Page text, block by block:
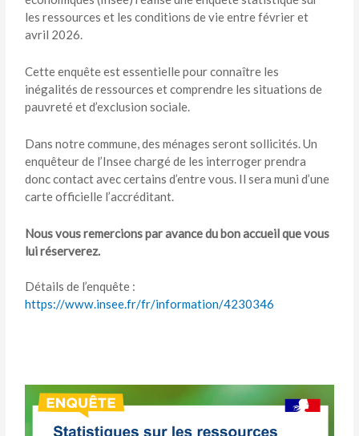
les ressources et les conditions de vie entre février et
avril 2026.
Cette enquête est essentielle pour connaître les
inégalités de ressources et comprendre les situations de
pauvreté et d’exclusion sociale.
Dans notre commune, des ménages seront sollicités. Un
enquêteur de l’Insee chargé de les interroger prendra
donc contact avec certains d’entre vous. Il sera muni d’une
carte officielle l’accréditant.
Nous vous remercions par avance du bon accueil que vous
lui réserverez.
Détails de l’enquête :
https://www.insee.fr/fr/information/4230346